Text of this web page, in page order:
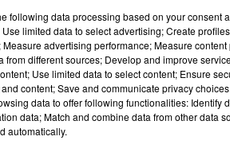
following data processing based on your consent
limited data to select advertising; Create
advertising performance; Measure
from different sources; Develop and improve
Use limited data to select content; Ensure
content; Save and communicate privacy
data to offer following functionalities: Identify
data; Match and combine data from other data
automatically.